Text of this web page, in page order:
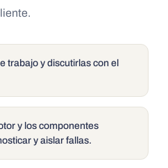
trabajo y discutirlas con el
y los componentes
y aislar fallas.